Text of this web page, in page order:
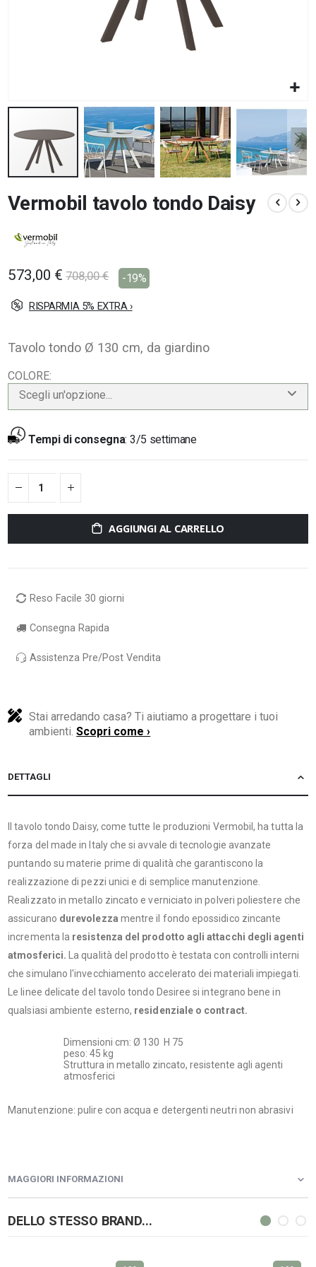
all'inizio
della
di
Vermobil tavolo tondo Daisy
573,00 € 708,00 € -19%
RISPARMIA 5% EXTRA ›
Tavolo tondo Ø 130 cm, da giardino
COLORE
Scegli un'opzione...
Tempi di consegna: 3/5 settimane
AGGIUNGI AL CARRELLO
Reso Facile 30 giorni
Consegna Rapida
Assistenza Pre/Post Vendita
Stai arredando casa? Ti aiutiamo a progettare i tuoi
ambienti.Scopri come ›
DETTAGLI
Il tavolo tondo Daisy, come tutte le produzioni Vermobil, ha tutta la
forza del made in Italy che si avvale di tecnologie avanzate
puntando su materie prime di qualità che garantiscono la
realizzazione di pezzi unici e di semplice manutenzione.
Realizzato in metallo zincato e verniciato in polveri poliestere che
assicurano durevolezza mentre il fondo epossidico zincante
incrementa la resistenza del prodotto agli attacchi degli agenti
atmosferici. La qualità del prodotto è testata con controlli interni
che simulano l'invecchiamento accelerato dei materiali impiegati.
Le linee delicate del tavolo tondo Desiree si integrano bene in
qualsiasi ambiente esterno, residenziale o contract.
Dimensioni cm: Ø 130 H 75
peso: 45 kg
Struttura in metallo zincato, resistente agli agenti
atmosferici
Manutenzione: pulire con acqua e detergenti neutri non abrasivi
MAGGIORI INFORMAZIONI
DELLO STESSO BRAND...